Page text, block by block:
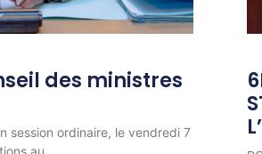
des ministres
session ordinaire, le vendredi 7
au